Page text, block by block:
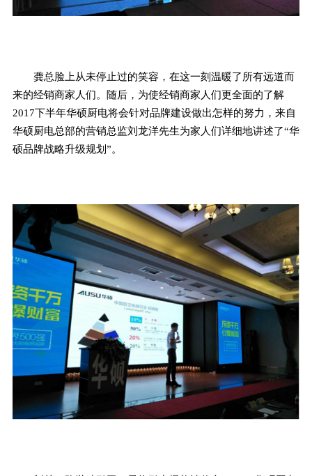
龚总脸上从未停止过的笑容，在这一刻温暖了所有远道而
来的经销商家人们。随后，为使经销商家人们更全面的了解
2017下半年华硕厨电将会针对品牌建设做出怎样的努力，来自
华硕厨电总部的营销总监刘龙洋先生为家人们详细地讲述了“华
硕品牌战略升级规划”。